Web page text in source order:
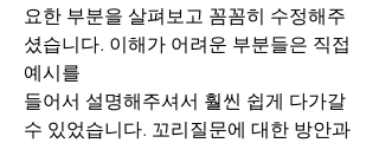
요한 부분을 살펴보고 꼼꼼히 수정해주
셨습니다. 이해가 어려운 부분들은 직접
예시를
들어서 설명해주셔서 훨씬 쉽게 다가갈
수 있었습니다. 꼬리질문에 대한 방안과